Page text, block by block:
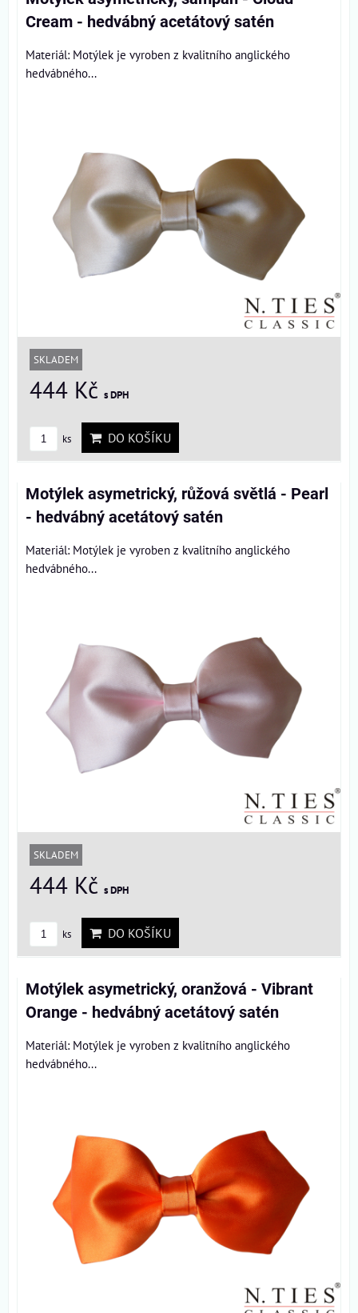
Cream - hedvábný acetátový satén
Materiál: Motýlek je vyroben z kvalitního anglického
hedvábného...
SKLADEM
444 Kč s DPH
ks DO KOŠÍKU
Motýlek asymetrický, růžová světlá - Pearl
- hedvábný acetátový satén
Materiál: Motýlek je vyroben z kvalitního anglického
hedvábného...
SKLADEM
444 Kč s DPH
ks DO KOŠÍKU
Motýlek asymetrický, oranžová - Vibrant
Orange - hedvábný acetátový satén
Materiál: Motýlek je vyroben z kvalitního anglického
hedvábného...